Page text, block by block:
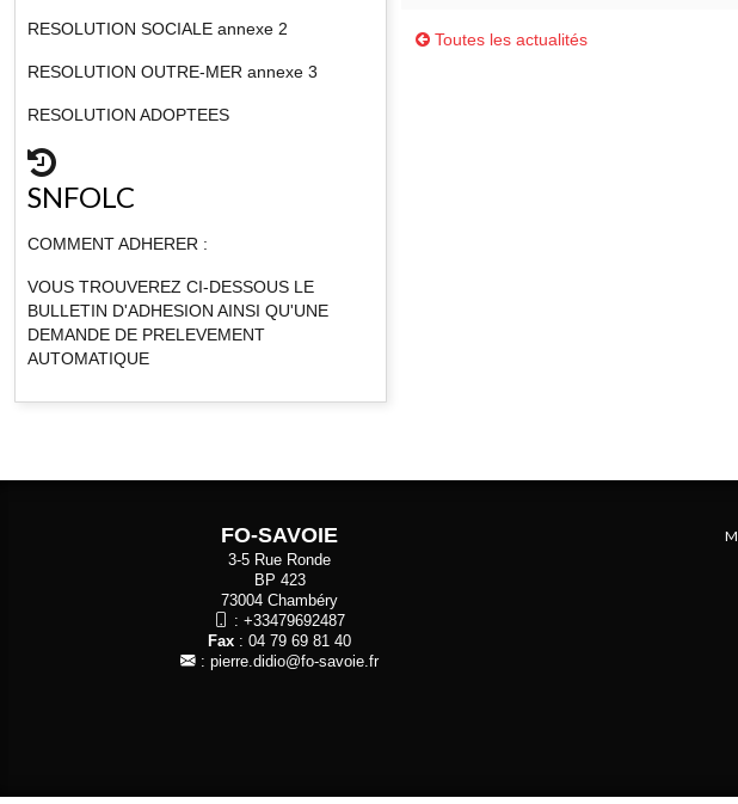
Toutes les actualités
RESOLUTION SOCIALE annexe 2
RESOLUTION OUTRE-MER annexe 3
RESOLUTION ADOPTEES
SNFOLC
COMMENT ADHERER :
VOUS TROUVEREZ CI-DESSOUS LE
BULLETIN D'ADHESION AINSI QU'UNE
DEMANDE DE PRELEVEMENT
AUTOMATIQUE
FO-SAVOIE
3-5 Rue Ronde
BP 423
73004 Chambéry
: +33479692487
Fax : 04 79 69 81 40
: pierre.didio@fo-savoie.fr